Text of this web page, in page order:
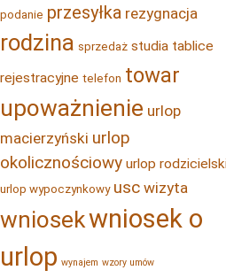
podanie przesyłka rezygnacja
rodzina sprzedaż studia tablice
rejestracyjne telefon towar
upoważnienie urlop
macierzyński urlop
okolicznościowy urlop
urlop wypoczynkowy usc wizyta
wniosekwniosek o
urlop wynajem wzory umów